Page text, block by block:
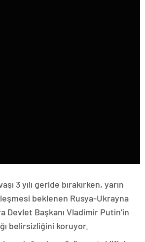
3 yılı geride bırakırken, yarın
beklenen Rusya-Ukrayna
Devlet Başkanı Vladimir Putin’in
belirsizliğini koruyor.